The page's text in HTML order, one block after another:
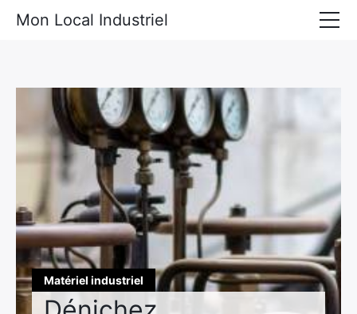
Matériel industriel
Mon Local Industriel
Locaux industriels à vendre
Actualités diverses
Matériel industriel